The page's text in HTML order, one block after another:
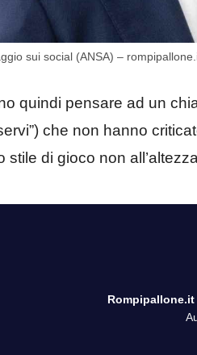
sui social (ANSA) –
quindi pensare ad un
che non hanno
stile di gioco non
Rompipallone.it